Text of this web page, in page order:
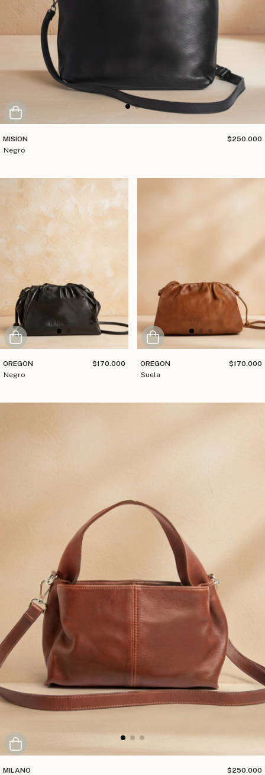
MISION
negro
$250.000
OREGON
negro
$170.000
OREGON
suela
$170.000
MILANO
$250.000